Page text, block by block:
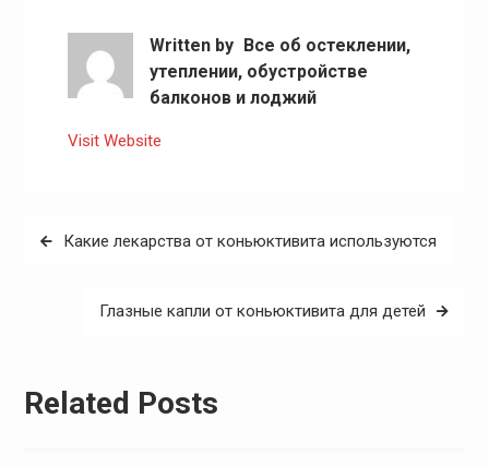
Written by
Все об остеклении,
утеплении, обустройстве
балконов и лоджий
Visit Website
Навигация
Какие лекарства от коньюктивита используются
Глазные капли от коньюктивита для детей
Related Posts